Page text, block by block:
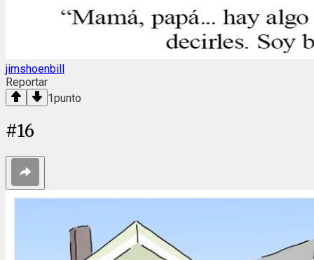
jimshoenbill
Reportar
1punto
#16